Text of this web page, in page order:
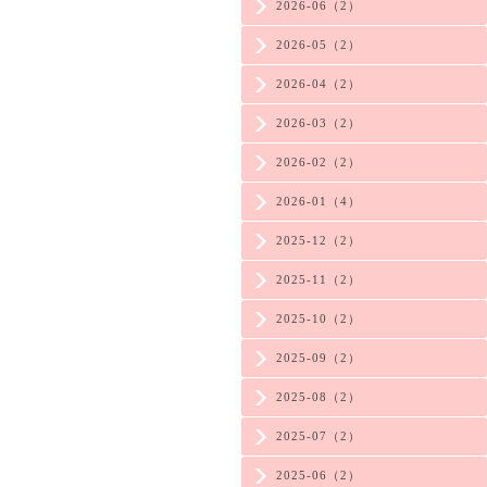
2026-06（2）
2026-05（2）
2026-04（2）
2026-03（2）
2026-02（2）
2026-01（4）
2025-12（2）
2025-11（2）
2025-10（2）
2025-09（2）
2025-08（2）
2025-07（2）
2025-06（2）